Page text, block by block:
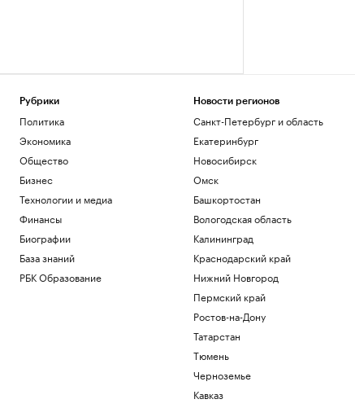
Рубрики
Политика
Экономика
Общество
Бизнес
Технологии и медиа
Финансы
Биографии
База знаний
РБК Образование
Новости регионов
Санкт-Петербург и область
Екатеринбург
Новосибирск
Омск
Башкортостан
Вологодская область
Калининград
Краснодарский край
Нижний Новгород
Пермский край
Ростов-на-Дону
Татарстан
Тюмень
Черноземье
Кавказ